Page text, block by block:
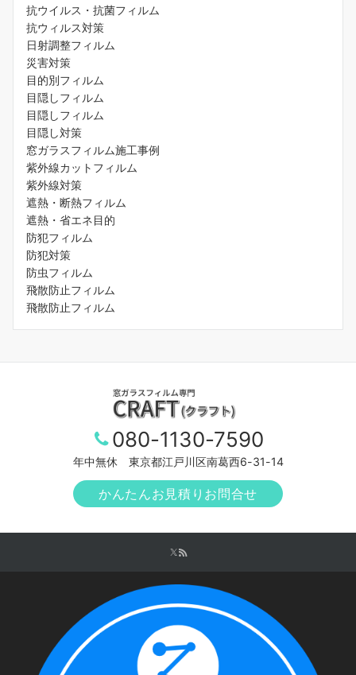
抗ウイルス・抗菌フィルム
抗ウィルス対策
日射調整フィルム
災害対策
目的別フィルム
目隠しフィルム
目隠しフィルム
目隠し対策
窓ガラスフィルム施工事例
紫外線カットフィルム
紫外線対策
遮熱・断熱フィルム
遮熱・省エネ目的
防犯フィルム
防犯対策
防虫フィルム
飛散防止フィルム
飛散防止フィルム
080-1130-7590
年中無休 東京都江戸川区南葛西6-31-14
かんたんお見積りお問合せ